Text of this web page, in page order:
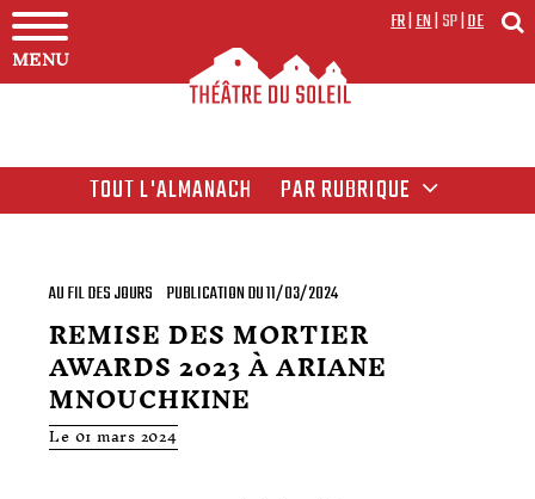
MENU
FR|EN|SP|DE
TOUT L'ALMANACH PAR RUBRIQUE
AU FIL DES JOURS PUBLICATION DU 11/03/2024
REMISE DES MORTIER
AWARDS 2023 À ARIANE
MNOUCHKINE
Le 01 mars 2024